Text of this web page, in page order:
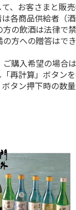
、お客さまと販
各商品供給者（
の飲酒は法律で
方への贈答はでき
購入希望の場合
再計算」ボタン
タン押下時の数